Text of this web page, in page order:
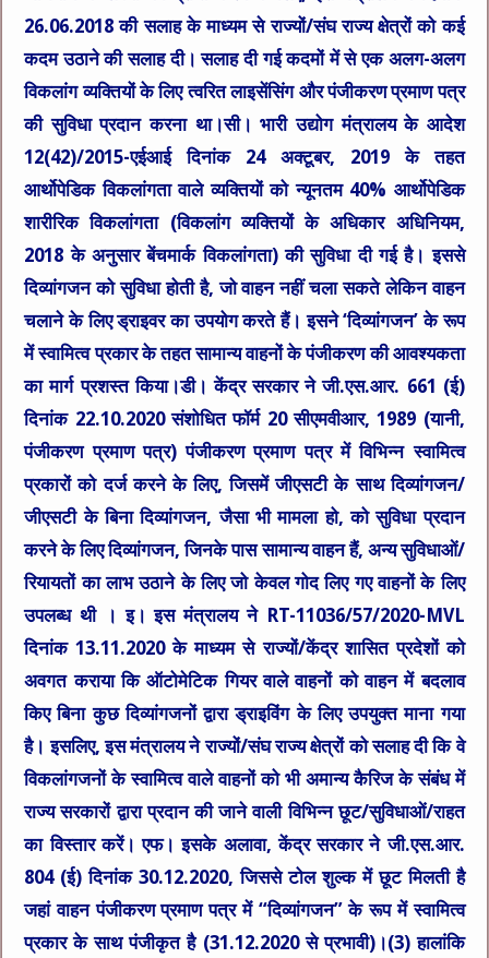
26.06.2018 की सलाह के माध्यम से राज्यों/संघ राज्य क्षेत्रों को कई
कदम उठाने की सलाह दी। सलाह दी गई कदमों में से एक अलग-अलग
विकलांग व्यक्तियों के लिए त्वरित लाइसेंसिंग और पंजीकरण प्रमाण पत्र
की सुविधा प्रदान करना था।सी। भारी उद्योग मंत्रालय के आदेश
12(42)/2015-एईआई दिनांक 24 अक्टूबर, 2019 के तहत
आर्थोपेडिक विकलांगता वाले व्यक्तियों को न्यूनतम 40% आर्थोपेडिक
शारीरिक विकलांगता (विकलांग व्यक्तियों के अधिकार अधिनियम,
2018 के अनुसार बेंचमार्क विकलांगता) की सुविधा दी गई है। इससे
दिव्यांगजन को सुविधा होती है, जो वाहन नहीं चला सकते लेकिन वाहन
चलाने के लिए ड्राइवर का उपयोग करते हैं। इसने ‘दिव्यांगजन’ के रूप
में स्वामित्व प्रकार के तहत सामान्य वाहनों के पंजीकरण की आवश्यकता
का मार्ग प्रशस्त किया।डी। केंद्र सरकार ने जी.एस.आर. 661 (ई)
दिनांक 22.10.2020 संशोधित फॉर्म 20 सीएमवीआर, 1989 (यानी,
पंजीकरण प्रमाण पत्र) पंजीकरण प्रमाण पत्र में विभिन्न स्वामित्व
प्रकारों को दर्ज करने के लिए, जिसमें जीएसटी के साथ दिव्यांगजन/
जीएसटी के बिना दिव्यांगजन, जैसा भी मामला हो, को सुविधा प्रदान
करने के लिए दिव्यांगजन, जिनके पास सामान्य वाहन हैं, अन्य सुविधाओं/
रियायतों का लाभ उठाने के लिए जो केवल गोद लिए गए वाहनों के लिए
उपलब्ध थी । इ। इस मंत्रालय ने RT-11036/57/2020-MVL
दिनांक 13.11.2020 के माध्यम से राज्यों/केंद्र शासित प्रदेशों को
अवगत कराया कि ऑटोमेटिक गियर वाले वाहनों को वाहन में बदलाव
किए बिना कुछ दिव्यांगजनों द्वारा ड्राइविंग के लिए उपयुक्त माना गया
है। इसलिए, इस मंत्रालय ने राज्यों/संघ राज्य क्षेत्रों को सलाह दी कि वे
विकलांगजनों के स्वामित्व वाले वाहनों को भी अमान्य कैरिज के संबंध में
राज्य सरकारों द्वारा प्रदान की जाने वाली विभिन्न छूट/सुविधाओं/राहत
का विस्तार करें। एफ। इसके अलावा, केंद्र सरकार ने जी.एस.आर.
804 (ई) दिनांक 30.12.2020, जिससे टोल शुल्क में छूट मिलती है
जहां वाहन पंजीकरण प्रमाण पत्र में “दिव्यांगजन” के रूप में स्वामित्व
प्रकार के साथ पंजीकृत है (31.12.2020 से प्रभावी)।(3) हालांकि